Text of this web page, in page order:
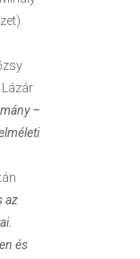
–
az
és